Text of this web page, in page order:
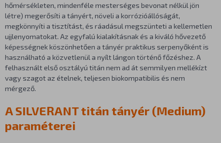
hőmérsékleten, mindenféle mesterséges bevonat nélkül jön
létre) megerősíti a tányért, növeli a korrózióállóságát,
megkönnyíti a tisztítást, és ráadásul megszünteti a kellemetlen
ujjlenyomatokat. Az egyfalú kialakításnak és a kiváló hővezető
képességnek köszönhetően a tányér praktikus serpenyőként is
használható a közvetlenül a nyílt lángon történő főzéshez. A
felhasznált első osztályú titán nem ad át semmilyen mellékízt
vagy szagot az ételnek, teljesen biokompatibilis és nem
mérgező.
A SILVERANT titán tányér (Medium)
paraméterei